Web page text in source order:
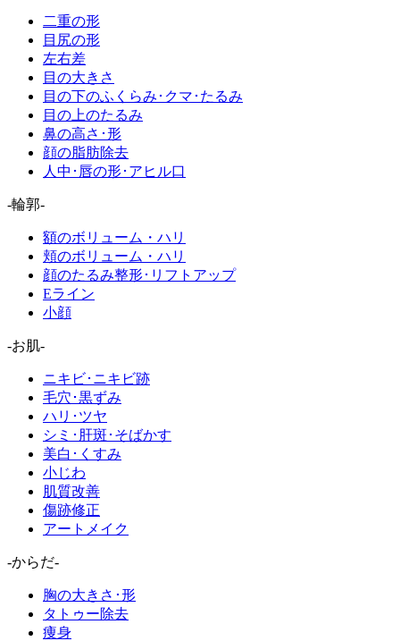
二重の形
目尻の形
左右差
目の大きさ
目の下のふくらみ･クマ･たるみ
目の上のたるみ
鼻の高さ･形
顔の脂肪除去
人中･唇の形･アヒル口
-輪郭-
額のボリューム・ハリ
頬のボリューム・ハリ
顔のたるみ整形･リフトアップ
Eライン
小顔
-お肌-
ニキビ･ニキビ跡
毛穴･黒ずみ
ハリ･ツヤ
シミ･肝斑･そばかす
美白･くすみ
小じわ
肌質改善
傷跡修正
アートメイク
-からだ-
胸の大きさ･形
タトゥー除去
痩身